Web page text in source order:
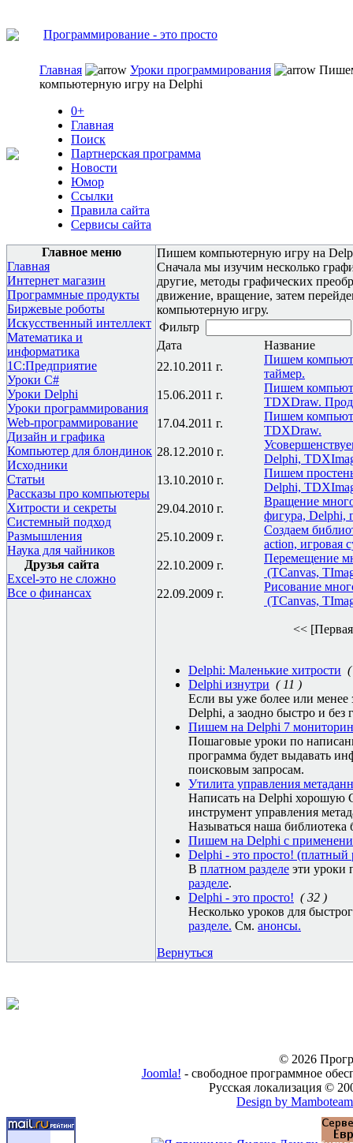
Программирование - это просто
Главная Уроки программирования
компьютерную игру на Delphi
0+
Главная
Поиск
Партнерская программа
Новости
Юмор
Ссылки
Правила сайта
Сервисы сайта
Главное меню
Главная
Интернет магазин
Программные продукты
Биржевые роботы
Искусственный интеллект
Математика и
информатика
1С:Предприятие
Уроки C#
Уроки Delphi
Уроки программирования
Web-программирование
Дизайн и графика
Компьютер для блондинок
Исходники
Статьи
Рассказы про компьютеры
Хитрости и секреты
Системный подход
Размышления
Наука для чайников
Друзья сайта
Excel-это не сложно
Все о финансах
Пишем компьютерную игру на
Сначала мы изучим несколько
другие, методы графических
движение, вращение, затем
компьютерную игру.
Фильтр
Дата
Название
22.10.2011 г.
Пишем
таймер.
15.06.2011 г.
Пишем
TDXDraw.
17.04.2011 г.
Пишем
TDXDraw.
28.12.2010 г.
Delphi,
13.10.2010 г.
Пишем
Delphi,
29.04.2010 г.
Вращение
фигура, Delphi,
25.10.2009 г.
Создаем
action, игровая
22.10.2009 г.
Перемещение
(TCanvas,
22.09.2009 г.
Рисование
(TCanvas,
<<
Delphi: Маленькие хитрости
Delphi изнутри ( 11 )
Если вы уже более или менее
Delphi, а заодно быстро и
Пишем на Delphi 7
Пошаговые уроки по
программа будет выдавать
поисковым запросам.
Утилита управления
Написать на Delphi хорошую
инструмент управления
Называться наша библиотека
Пишем на Delphi с
Delphi - это просто! (платный
В платном разделе эти уроки
разделе.
Delphi - это просто! ( 32 )
Несколько уроков для
разделе. См. анонсы.
Вернуться
© 2026
Joomla! - свободное программное
Русская локализация ©
Design by